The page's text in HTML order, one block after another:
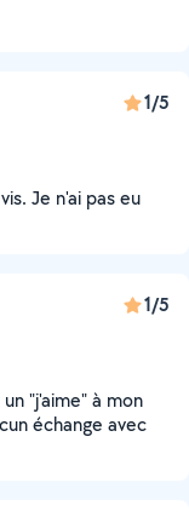
1/5
Je n'ai pas eu
1/5
"j'aime" à mon
échange avec